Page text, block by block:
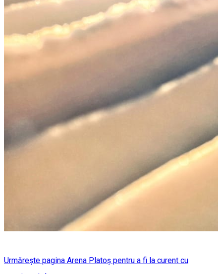
Urmărește pagina Arena Platoș pentru a fi la curent cu